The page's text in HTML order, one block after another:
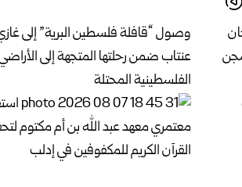
وصول “قافلة فلسطين البرية” إلى
عنتاب ضمن رحلتها المتجهة إلى
الفلسطينية المحتلة